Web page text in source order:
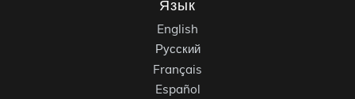
Язык
English
Русский
Français
Español